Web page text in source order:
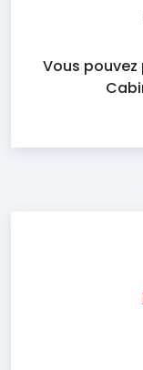
Vous pouvez